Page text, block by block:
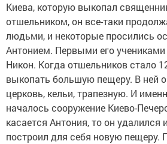
Киева, которую выкопал
отшельником, он все-таки
людьми, и некоторые просились
Антонием. Первыми его
Никон. Когда отшельников стало
выкопать большую пещеру. В ней
церковь, кельи, трапезную. И
началось сооружение Киево-
касается Антония, то он удалился
построил для себя новую пещеру.